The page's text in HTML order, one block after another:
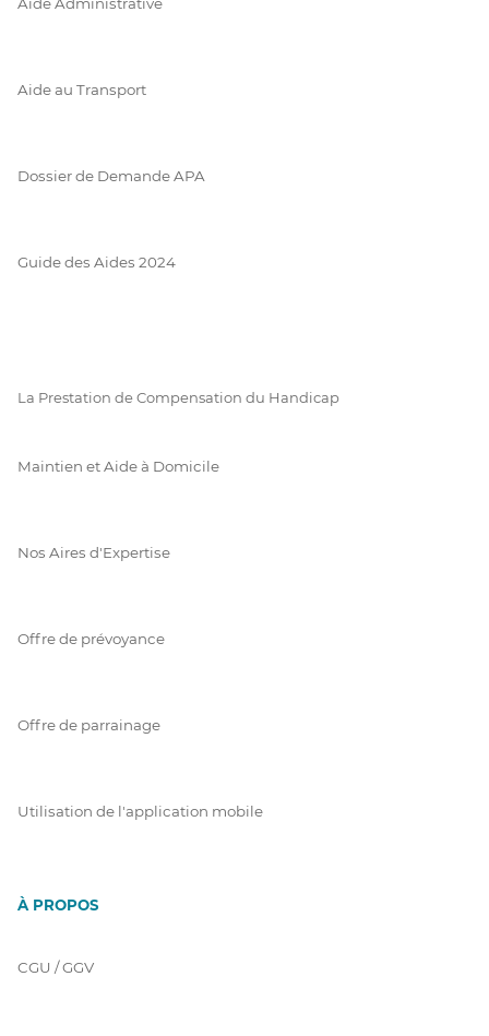
Aide au Transport
Dossier de Demande APA
Guide des Aides 2024
La Prestation de Compensation du Handicap
Maintien et Aide à Domicile
Nos Aires d'Expertise
Offre de prévoyance
Offre de parrainage
Utilisation de l'application mobile
À PROPOS
CGU / GGV